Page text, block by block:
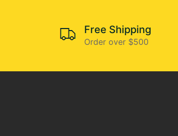
Free Shipping
Order over $500